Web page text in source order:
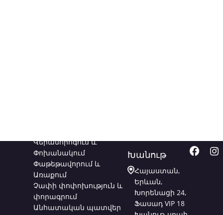
Վերանորոգում և
Փոխանակում
Փաթեթավորում և
Առաքում
Չափի փոփոխություն և
փորագրում
Անհատական պատվեր
Խանութ
Հայաստան,
Երևան,
Խորենացի 24,
Ֆասադ VIP 18